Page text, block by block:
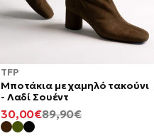
TFP
Mποτάκια με χαμηλό τακούνι
- Λαδί Σουέντ
ΚΑΝΟΝΙΚΉ
89,90€
ΕΛΆΧΙΣΤΗ
ΤΙΜΉ
30,00€